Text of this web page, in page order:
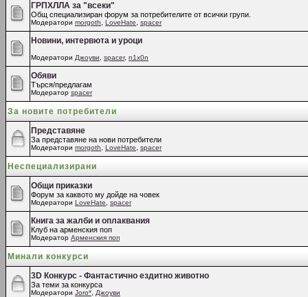
ГРПХЛЛА за "всеки"
Общ специализиран форум за потребителите от всички групи.
Модератори morgoth LoveHate spacer
Новини, интервюта и уроци
Модератори Джоуви spacer, n1x0n
Обяви
Търся/предлагам
Модератор spacer
За новите потребители
Представяне
За представяне на нови потребители
Модератори morgoth LoveHate spacer
Неспециализирани
Общи приказки
Форум за каквото му дойде на човек
Модератори LoveHate spacer
Книга за жалби и оплаквания
Клуб на арменския поп
Модератор Арменския поп
Минали конкурси
3D Конкурс - Фантастично ездитно животно
За теми за конкурса
Модератори Joro* Джоуви